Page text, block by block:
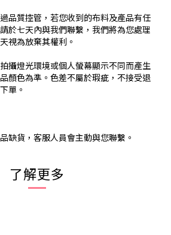
品質控管，若您收到的布料及產品有任
於七天內與我們聯繫，我們將為您處理
視為放棄其權利。
攝燈光環境或個人螢幕顯示不同而產生
顏色為準。色差不屬於瑕疵，不接受退
單。
缺貨，客服人員會主動與您聯繫。
了解更多